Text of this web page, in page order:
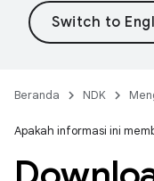
Beranda NDK
Apakah informasi ini